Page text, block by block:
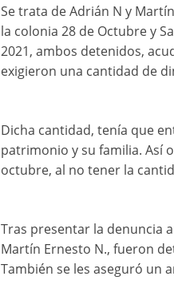
Se trata de Adrián N y
la colonia 28 de Octubre y
2021, ambos detenidos,
exigieron una cantidad de
Dicha cantidad, tenía que
patrimonio y su familia. Así
octubre, al no tener la
Tras presentar la denuncia
Martín Ernesto N., fueron
También se les aseguró un